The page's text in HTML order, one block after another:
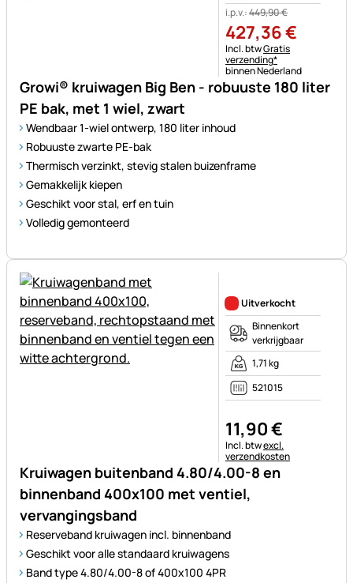
Growi® kruiwagen Big Ben - robuuste 180 liter
PE bak, met 1 wiel, zwart
Wendbaar 1-wiel ontwerp, 180 liter inhoud
Robuuste zwarte PE-bak
Thermisch verzinkt, stevig stalen buizenframe
Gemakkelijk kiepen
Geschikt voor stal, erf en tuin
Volledig gemonteerd
i.p.v.:449,90€
427,36€
Belastinginformatie:
Incl. btwGratis
verzending*
binnen Nederland
Kruiwagen buitenband 4.80/4.00-8 en
binnenband 400x100 met ventiel,
vervangingsband
Reserveband kruiwagen incl. binnenband
Geschikt voor alle standaard kruiwagens
Band type 4.80/4.00-8 of 400x100 4PR
Uitverkocht
Binnenkort
verkrijgbaar
1,71 kg
521015
11,90€
Belastinginformatie:
Incl. btwexcl.
verzendkosten